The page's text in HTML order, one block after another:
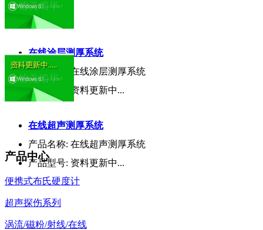
在线涂层测厚系统
产品名称:
在线涂层测厚系统
产品型号:
资料更新中...
在线超声测厚系统
产品名称: 在线超声测厚系统
产品型号: 资料更新中...
产品中心
便携式布氏硬度计
超声探伤系列
涡流/磁粉/射线/在线